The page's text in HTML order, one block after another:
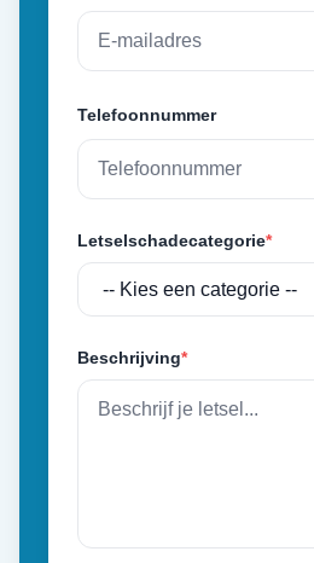
Telefoonnummer
Letselschadecategorie*
Beschrijving*